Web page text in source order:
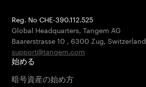
Reg. No CHE-390.112.525
Global Headquarters, Tangem AG
Baarerstrasse 10 , 6300 Zug, Switzerland
support@tangem.com
始める
暗号資産の始め方